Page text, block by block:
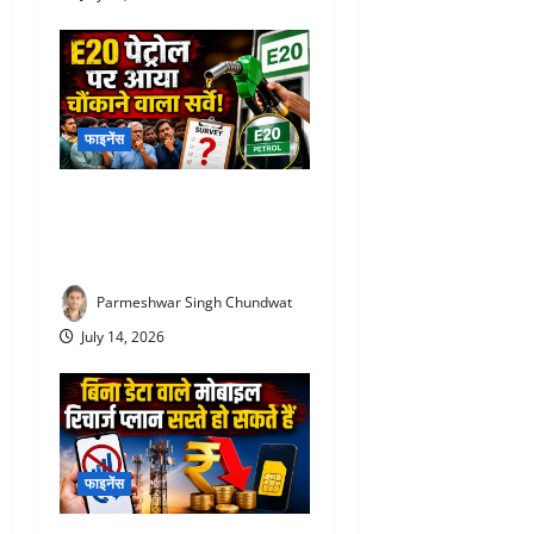
फाइनेंस
Parmeshwar Singh Chundwat
July 14, 2026
फाइनेंस